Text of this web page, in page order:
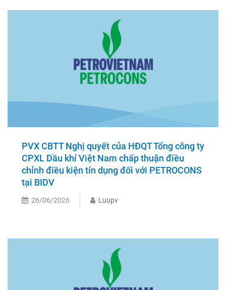
PVX CBTT Nghị quyết của HĐQT Tổng công ty
CPXL Dầu khí Việt Nam chấp thuận điều
chỉnh điều kiện tín dụng đối với PETROCONS
tại BIDV
26/06/2026 Luupv